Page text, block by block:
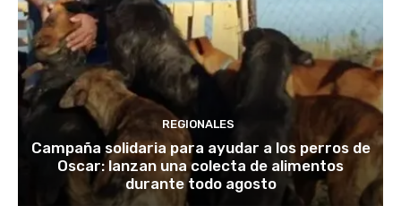
REGIONALES
Campaña solidaria para ayudar a los perros de
Oscar: lanzan una colecta de alimentos
durante todo agosto